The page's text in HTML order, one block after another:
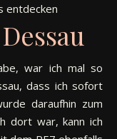
entdecken
war ich mal so
dass ich sofort
daraufhin zum
dort war, kann ich